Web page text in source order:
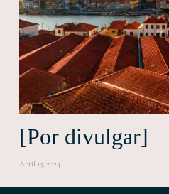
[Por divulgar]
Abril 13, 2024